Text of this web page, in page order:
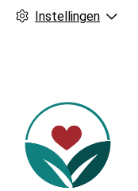
Instellingen